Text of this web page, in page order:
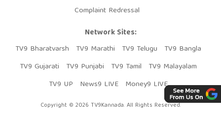
Complaint Redressal
Network Sites:
TV9 Bharatvarsh
TV9 Marathi TV9 Telugu
TV9 Bangla
TV9 Gujarati
TV9 Punjabi TV9 Tamil
TV9 Malayalam
TV9 UP
News9 LIVE Money9 LIVE
Copyright © 2026 TV9Kannada. All Rights Reserved.